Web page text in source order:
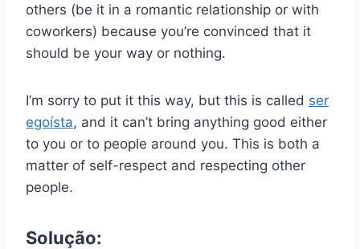
others (be it in a romantic relationship or with
coworkers) because you’re convinced that it
should be your way or nothing.
I’m sorry to put it this way, but this is called ser
egoísta, and it can’t bring anything good either
to you or to people around you. This is both a
matter of self-respect and respecting other
people.
Solução: